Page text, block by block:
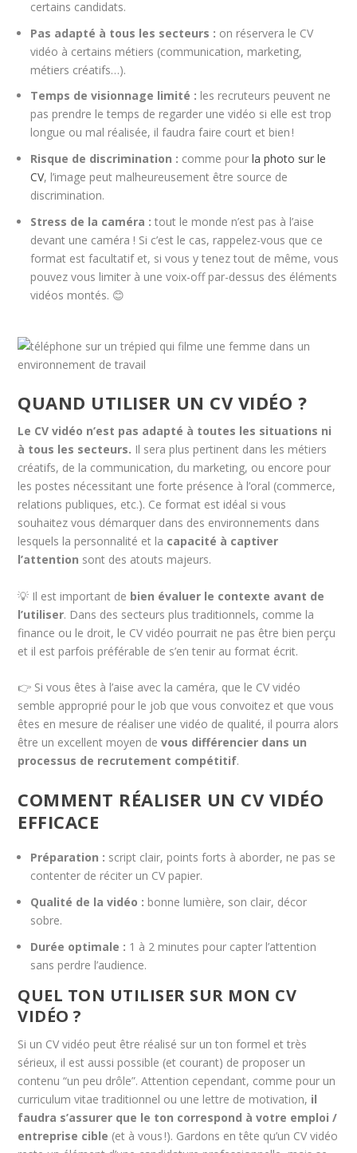
certains candidats.
Pas adapté à tous les secteurs : on réservera le CV
vidéo à certains métiers (communication, marketing,
métiers créatifs…).
Temps de visionnage limité : les recruteurs peuvent ne
pas prendre le temps de regarder une vidéo si elle est trop
longue ou mal réalisée, il faudra faire court et bien !
Risque de discrimination : comme pourla photo sur le
CV, l’image peut malheureusement être source de
discrimination.
Stress de la caméra : tout le monde n’est pas à l’aise
devant une caméra ! Si c’est le cas, rappelez-vous que ce
format est facultatif et, si vous y tenez tout de même, vous
pouvez vous limiter à une voix-off par-dessus des éléments
vidéos montés. 😊
QUAND UTILISER UN CV VIDÉO ?
Le CV vidéo n’est pas adapté à toutes les situations ni
à tous les secteurs. Il sera plus pertinent dans les métiers
créatifs, de la communication, du marketing, ou encore pour
les postes nécessitant une forte présence à l’oral (commerce,
relations publiques, etc.). Ce format est idéal si vous
souhaitez vous démarquer dans des environnements dans
lesquels la personnalité et la capacité à captiver
l’attention sont des atouts majeurs.
💡 Il est important de bien évaluer le contexte avant de
l’utiliser. Dans des secteurs plus traditionnels, comme la
finance ou le droit, le CV vidéo pourrait ne pas être bien perçu
et il est parfois préférable de s’en tenir au format écrit.
👉 Si vous êtes à l’aise avec la caméra, que le CV vidéo
semble approprié pour le job que vous convoitez et que vous
êtes en mesure de réaliser une vidéo de qualité, il pourra alors
être un excellent moyen devous différencier dans un
processus de recrutement compétitif.
COMMENT RÉALISER UN CV VIDÉO
EFFICACE
Préparation : script clair, points forts à aborder, ne pas se
contenter de réciter un CV papier.
Qualité de la vidéo : bonne lumière, son clair, décor
sobre.
Durée optimale : 1 à 2 minutes pour capter l’attention
sans perdre l’audience.
QUEL TON UTILISER SUR MON CV
VIDÉO ?
Si un CV vidéo peut être réalisé sur un ton formel et très
sérieux, il est aussi possible (et courant) de proposer un
contenu “un peu drôle”. Attention cependant, comme pour un
curriculum vitae traditionnel ou une lettre de motivation, il
faudra s’assurer que le ton correspond à votre emploi /
entreprise cible (et à vous !). Gardons en tête qu’un CV vidéo